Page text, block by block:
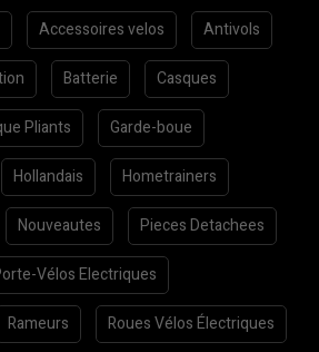
Accessoires velos Antivols
Batterie Casques
Pliants Garde-boue
Hollandais Hometrainers
Nouveautes Pieces Detachees
Vélos Electriques
Rameurs Roues Vélos Électriques